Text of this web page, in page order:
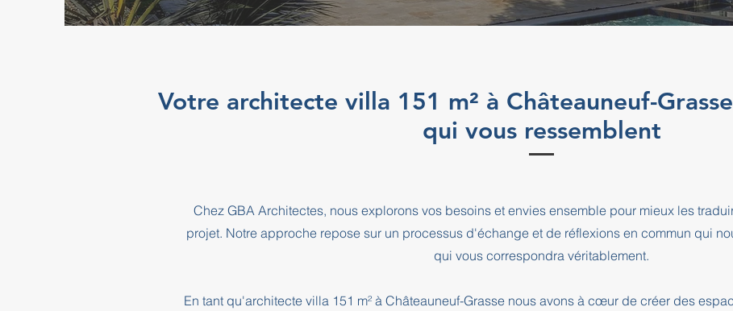
Votre architecte villa 151 m² à Châteauneuf-
qui vous ressemblent
Chez GBA Architectes, nous explorons vos besoins et envies ensemble pour mieux les
projet. Notre approche repose sur un processus d'échange et de réflexions en commun qui
qui vous correspondra véritablement.
En tant qu'architecte villa 151 m² à Châteauneuf-Grasse nous avons à cœur de créer des